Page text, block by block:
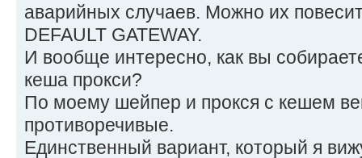
аварийных случаев. Можно их
DEFAULT GATEWAY.
И вообще интересно, как вы
кеша прокси?
По моему шейпер и прокся с кешем
противоречивые.
Единственный вариант, который я